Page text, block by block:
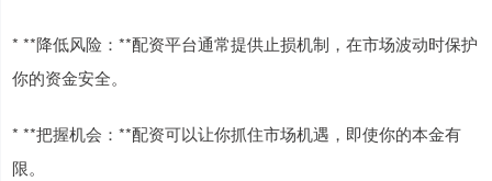
* **降低风险：**配资平台通常提供止损机制，在市场波动时保护
你的资金安全。
* **把握机会：**配资可以让你抓住市场机遇，即使你的本金有
限。